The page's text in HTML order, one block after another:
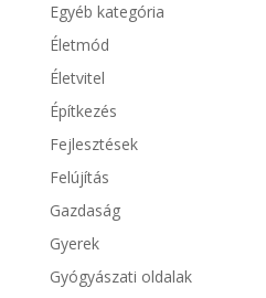
Egyéb kategória
Életmód
Életvitel
Építkezés
Fejlesztések
Felújítás
Gazdaság
Gyerek
Gyógyászati oldalak